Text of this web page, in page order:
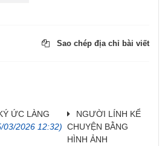
Sao chép địa chỉ bài viết
ỨC LÀNG
03/2026 12:32)
NGƯỜI LÍNH KỂ
CHUYỆN BẰNG
HÌNH ẢNH